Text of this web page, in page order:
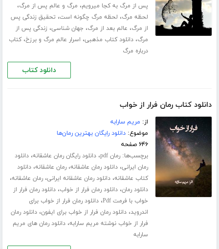
پس از مرگ به کجا میرویم، مرگ و عالم پس از مرگ،
لحظه مرگ، لحظه مرگ چگونه است، تحقیق زندگی پس
از مرگ، عالم بعد از مرگ، جهان شناسی، زندگی پس از
مرگ،دانلود کتاب مذهبی، اسرار عالم مرگ و برزخ،کتاب
درباره مرگ
دانلود کتاب
دانلود کتاب رمان فرار از خواب
از: مریم سارابه
موضوع:دانلود رایگان بهترین رمان‌ها
۶۴۶ صفحه
برچسب‌ها:رمان pdf ،دانلود رایگان رمان عاشقانه،دانلود
رمان ایرانی،دانلود رمان عاشقانه،رمان عاشقانه،دانلود
کتاب عاشقانه،دانلود رمان عاشقانه ایرانی،رمان عاشقانه،
دانلود رمان،دانلود رمان فرار از خواب،دانلود رمان فرار از
خواب با فرمت Pdf
،دانلود رمان فرار از خواب برای
اندروید،دانلود رمان فرار از خواب برای ایفون،دانلود رمان
فرار از خواب نوشته مریم سارابه،دانلود رمان های مریم
سارابه